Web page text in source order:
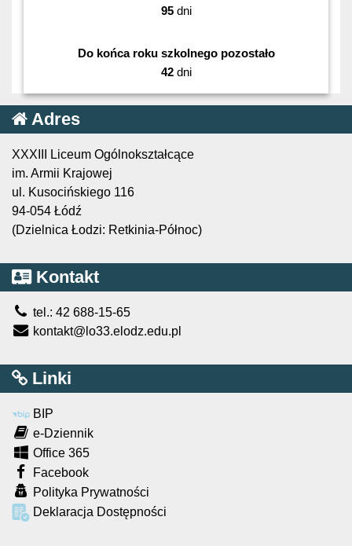
95dni
Do końca roku szkolnego pozostało
42dni
Adres
XXXIII Liceum Ogólnokształcące
im. Armii Krajowej
ul. Kusocińskiego 116
94-054 Łódź
(Dzielnica Łodzi: Retkinia-Północ)
Kontakt
tel.: 42 688-15-65
kontakt@lo33.elodz.edu.pl
Linki
BIP
e-Dziennik
Office 365
Facebook
Polityka Prywatności
Deklaracja Dostępności